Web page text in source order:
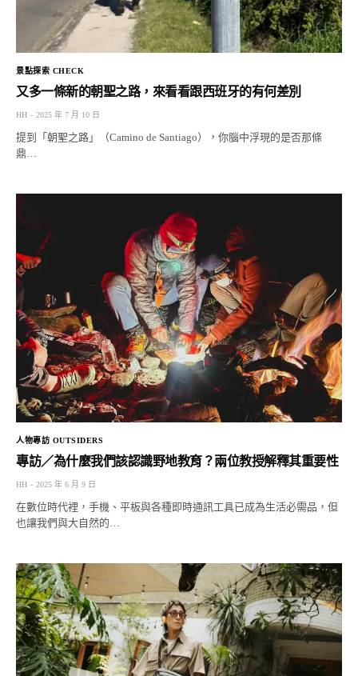
景點探索 CHECK
又多一條新的朝聖之路，來看看跟西班牙的有何差別
HH 2025 年 7 月 10 日
提到「朝聖之路」（Camino de Santiago），你腦中浮現的是否那條
鼎…
人物專訪 OUTSIDERS
專訪／為什麼我們該認識野地教育？兩位教授解釋其重要性
HH 2025 年 6 月 9 日
在數位時代裡，手機、平板與各種即時通訊工具已成為生活必需品，但
也讓我們與大自然的…